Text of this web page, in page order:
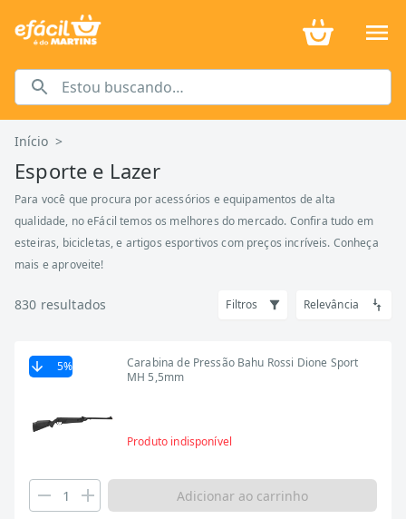
Início >
Esporte e Lazer
Para você que procura por acessórios e equipamentos de alta
qualidade, no eFácil temos os melhores do mercado. Confira tudo em
esteiras, bicicletas, e artigos esportivos com preços incríveis. Conheça
mais e aproveite!
830 resultados Filtros Relevância
5%
Carabina de Pressão Bahu Rossi Dione Sport
MH 5,5mm
Produto indisponível
Adicionar ao carrinho